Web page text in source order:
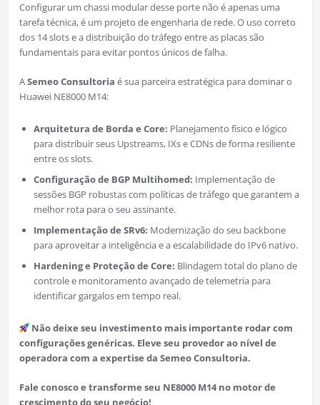
Configurar um chassi modular desse porte não é apenas uma
tarefa técnica, é um projeto de engenharia de rede. O uso correto
dos 14 slots e a distribuição do tráfego entre as placas são
fundamentais para evitar pontos únicos de falha.
ASemeo Consultoria é sua parceira estratégica para dominar o
Huawei NE8000 M14:
Arquitetura de Borda e Core: Planejamento físico e lógico
para distribuir seus Upstreams, IXs e CDNs de forma resiliente
entre os slots.
Configuração de BGP Multihomed: Implementação de
sessões BGP robustas com políticas de tráfego que garantem a
melhor rota para o seu assinante.
Implementação de SRv6: Modernização do seu backbone
para aproveitar a inteligência e a escalabilidade do IPv6 nativo.
Hardening e Proteção de Core: Blindagem total do plano de
controle e monitoramento avançado de telemetria para
identificar gargalos em tempo real.
Não deixe seu investimento mais importante rodar com
configurações genéricas. Eleve seu provedor ao nível de
operadora com a expertise da Semeo Consultoria.
Fale conosco e transforme seu NE8000 M14 no motor de
crescimento do seu negócio!